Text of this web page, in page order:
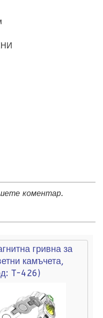
коментар.
гривна за
камъчета,
T-426)